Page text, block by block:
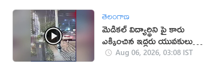
తెలంగాణ
మెడికల్ విద్యార్థిని పై కారు
ఎక్కించిన ఇద్దరు యువకులు
(వీడియో)
Aug 06, 2026, 03:08 IST